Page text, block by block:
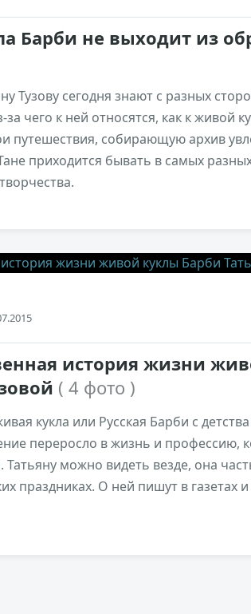
Барби не выходит из
Тузову сегодня знают с разных
чего к ней относятся, как к живой
путешествия, собирающую архив
приходится бывать в самых
история жизни
( 4 фото )
кукла или Русская Барби с
переросло в жизнь и профессию,
Татьяну можно видеть везде, она
праздниках. О ней пишут в газетах